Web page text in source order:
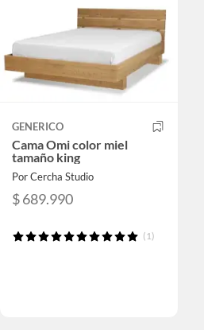
GENERICO
Cama Omi color miel
tamaño king
Por Cercha Studio
$ 689.990
(1)